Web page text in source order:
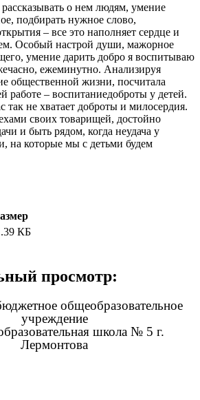
о нем людям, умение
подбирать нужное слово,
– все это наполняет сердце и
Особый настрой души, мажорное
умение дарить добро я воспитываю
ежеминутно. Анализируя
общественной жизни, посчитала
– воспитаниедоброты у детей.
так не хватает доброты и милосердия.
своих товарищей, достойно
и быть рядом, когда неудача у
на которые мы с детьми будем
КБ
просмотр:
общеобразовательное
учреждение
школа № 5 г.
Лермонтова